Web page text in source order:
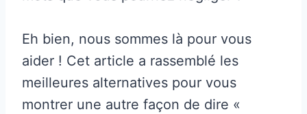
Eh bien, nous sommes là pour vous
aider ! Cet article a rassemblé les
meilleures alternatives pour vous
montrer une autre façon de dire «